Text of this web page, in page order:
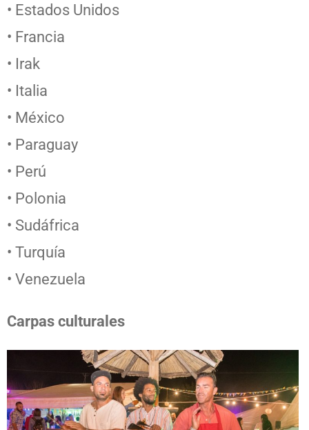
• Estados Unidos
• Francia
• Irak
• Italia
• México
• Paraguay
• Perú
• Polonia
• Sudáfrica
• Turquía
• Venezuela
Carpas culturales